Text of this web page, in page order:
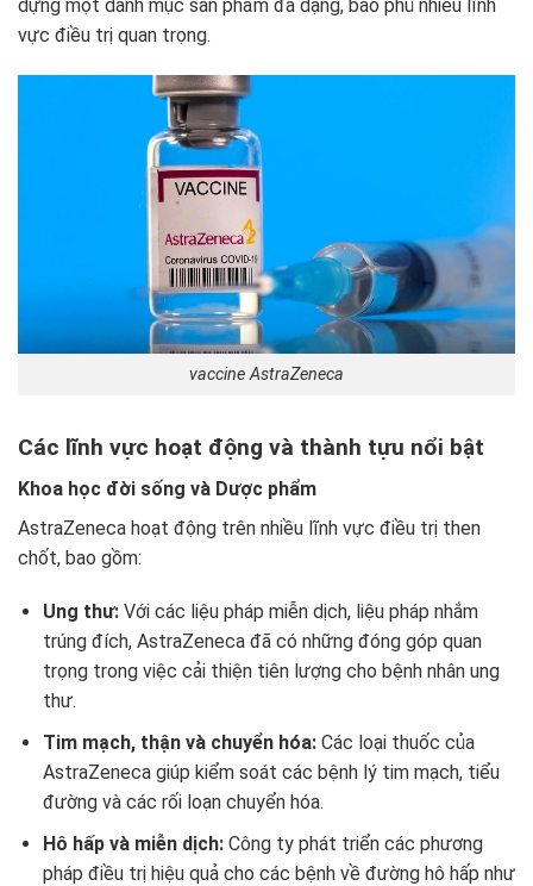
dựng một danh mục sản phẩm đa dạng, bao phủ nhiều lĩnh
vực điều trị quan trọng.
vaccine AstraZeneca
Các lĩnh vực hoạt động và thành tựu nổi bật
Khoa học đời sống và Dược phẩm
AstraZeneca hoạt động trên nhiều lĩnh vực điều trị then
chốt, bao gồm:
Ung thư:Với các liệu pháp miễn dịch, liệu pháp nhắm
trúng đích, AstraZeneca đã có những đóng góp quan
trọng trong việc cải thiện tiên lượng cho bệnh nhân ung
thư.
Tim mạch, thận và chuyển hóa:Các loại thuốc của
AstraZeneca giúp kiểm soát các bệnh lý tim mạch, tiểu
đường và các rối loạn chuyển hóa.
Hô hấp và miễn dịch:Công ty phát triển các phương
pháp điều trị hiệu quả cho các bệnh về đường hô hấp như